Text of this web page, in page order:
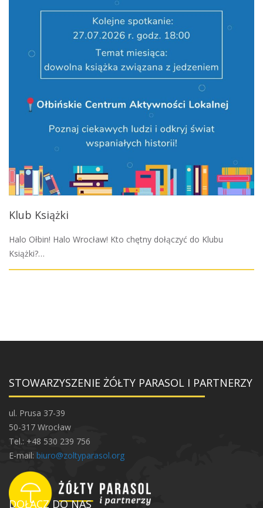
Klub Książki
Halo Ołbin! Halo Wrocław! Kto chętny dołączyć do Klubu
Książki?…
STOWARZYSZENIE ŻÓŁTY PARASOL I PARTNERZY
ul. Prusa 37-39
50-317 Wrocław
Tel.: +48 530 239 756
E-mail: biuro@zoltyparasol.org
DOŁĄCZ DO NAS